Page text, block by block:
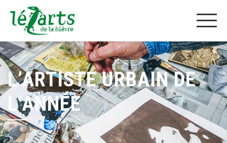
L’ARTISTE URBAIN DE
L’ANNÉE